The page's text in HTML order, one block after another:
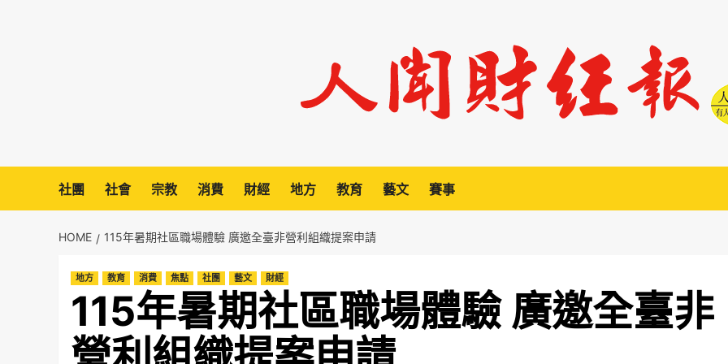
社團 社會 宗教 消費 財經 地方 教育 藝文 賽事
HOME 115年暑期社區職場體驗 廣邀全臺非營利組織提案申請
地方 教育 消費 焦點 社團 藝文 財經
115年暑期社區職場體驗 廣邀全臺非